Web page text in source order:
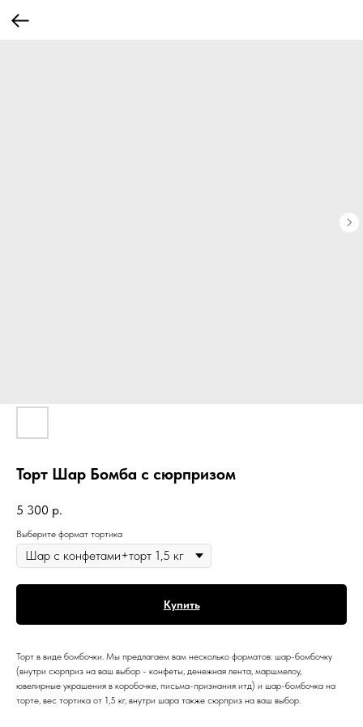
Торт Шар Бомба с сюрпризом
5 300 р.
Выберите формат тортика
Купить
Торт в виде бомбочки. Мы предлагаем вам несколько форматов: шар-бомбочку
(внутри сюрприз на ваш выбор - конфеты, денежная лента, маршмелоу,
ювелирные украшения в коробочке, письма-признания итд) и шар-бомбочка на
торте, вес тортика от 1,5 кг, внутри шара также сюрприз на ваш выбор.